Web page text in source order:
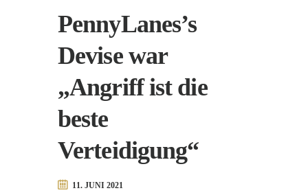
Trainer
Trainingsangebote
Referenzen
Blog
Kontakt
PennyLanes’s
Devise war
„Angriff ist die
beste
Verteidigung“
11. JUNI 2021